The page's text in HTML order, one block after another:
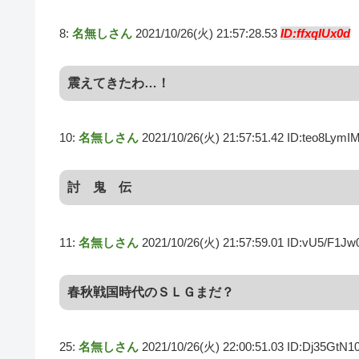
8: 名無しさん 2021/10/26(火) 21:57:28.53 ID:ffxqIUx0d
震えてきたわ…！
10: 名無しさん 2021/10/26(火) 21:57:51.42 ID:teo8LymIM
討 鬼 伝
11: 名無しさん 2021/10/26(火) 21:57:59.01 ID:vU5/
春秋戦国時代のＳＬＧまだ？
25: 名無しさん 2021/10/26(火) 22:00:51.03